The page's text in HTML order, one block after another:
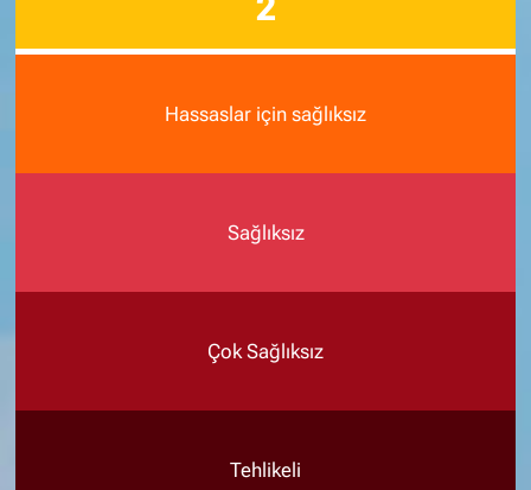
Hassaslar için sağlıksız
Sağlıksız
Çok Sağlıksız
Tehlikeli